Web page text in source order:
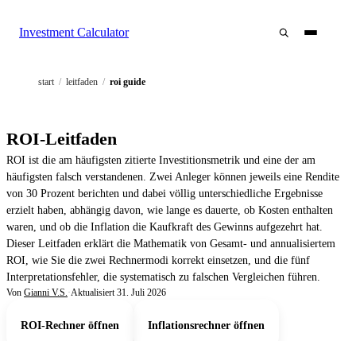
Investment Calculator
start / leitfaden / roi guide
ROI-Leitfaden
ROI ist die am häufigsten zitierte Investitionsmetrik und eine der am
häufigsten falsch verstandenen. Zwei Anleger können jeweils eine Rendite
von 30 Prozent berichten und dabei völlig unterschiedliche Ergebnisse
erzielt haben, abhängig davon, wie lange es dauerte, ob Kosten enthalten
waren, und ob die Inflation die Kaufkraft des Gewinns aufgezehrt hat.
Dieser Leitfaden erklärt die Mathematik von Gesamt- und annualisiertem
ROI, wie Sie die zwei Rechnermodi korrekt einsetzen, und die fünf
Interpretationsfehler, die systematisch zu falschen Vergleichen führen.
Von Gianni V.S.·Aktualisiert 31. Juli 2026
ROI-Rechner öffnen Inflationsrechner öffnen